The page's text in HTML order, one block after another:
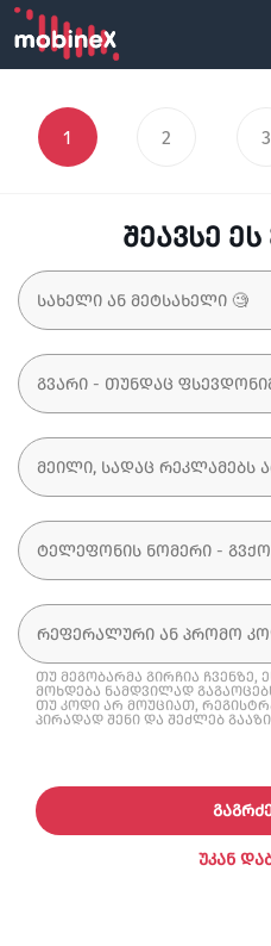
1 2 3
შეავსე
თუ მეგობარმა გირჩია ჩვენზე,
მოხდება ნამდვილად
თუ კოდი არ მოუციათ,
პირადად შენი და შეძლებ
ᲣᲙᲐᲜ